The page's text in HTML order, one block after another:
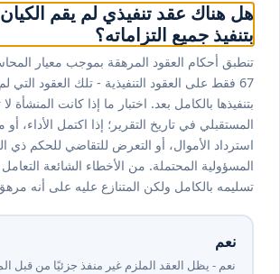
هل هناك عقد تنفيذي لم يقم
بتنفيذ جميع التزاماته؟
67⁩ فقط على العقود التنفيذية - تلك العقود التي
بتنفيذها بالكامل بعد. اختبار ما إذا كانت المنشأة لا
المستقبلي في تاريخ التقرير؛ إذا اكتمل الأداء،
استرداد الأموال، أو التعرض للتقاضي للحكم ذي
المسؤولية المحتملة. من الأخطاء الشائعة
تسليمه بالكامل ولكن المتنازع عليه على أنه
نعم
نعم - يظل العقد الملزم غير منفذ جزئيًا من قبل